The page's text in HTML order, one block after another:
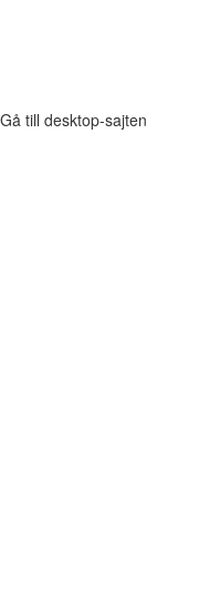
Gå till desktop-sajten